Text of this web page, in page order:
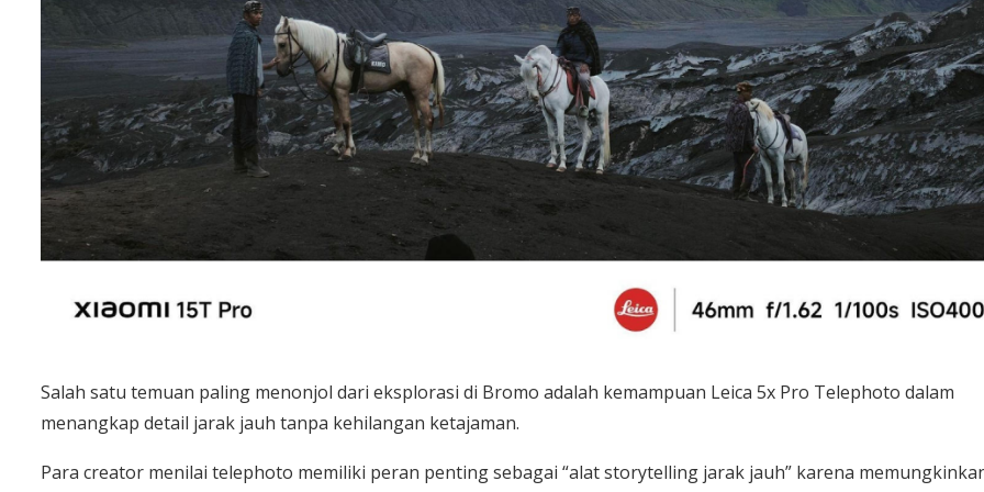
Salah satu temuan paling menonjol dari eksplorasi di Bromo adalah kemampuan Leica 5x Pro Telephoto dalam
menangkap detail jarak jauh tanpa kehilangan ketajaman.
Para creator menilai telephoto memiliki peran penting sebagai “alat storytelling jarak jauh” karena